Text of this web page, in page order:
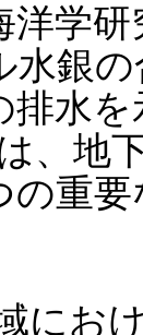
学研
水銀
排水
、地
重
にお